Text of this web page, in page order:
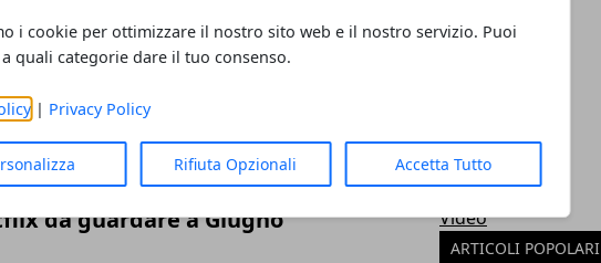
i cookie per ottimizzare il nostro sito web e il nostro servizio. Puoi
quali categorie dare il tuo consenso.
| Privacy Policy
Rifiuta Opzionali Accetta Tutto
TV senza disturbare
da guardare a Giugno
Acquisti
Foto
TV e Streaming
Console
Video
ARTICOLI POPOLARI